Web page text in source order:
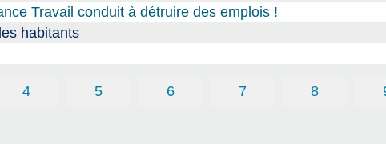
Travail conduit à détruire des emplois !
habitants
4 5 6 7 8